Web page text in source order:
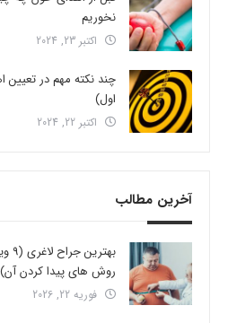
نخوریم
اکتبر 23, 2024
چند نکته مهم در
اول)
اکتبر 22, 2024
آخرین مطالب
روش های پیدا کردن آن)
فوریه 22, 2026